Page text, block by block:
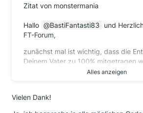
Zitat von monstermania
Hallo BastiFantasti83
und
FT-Forum,
zunächst mal ist wichtig, dass die
Deinem Vater zu 100% mitgetragen
Zum Thema Entnahmeplanung
Alles anzeigen
Vielen Dank!